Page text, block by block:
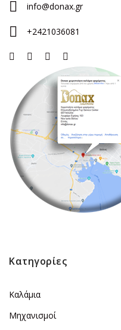
info@donax.gr
+2421036081
Κατηγορίες
Καλάμια
Μηχανισμοί